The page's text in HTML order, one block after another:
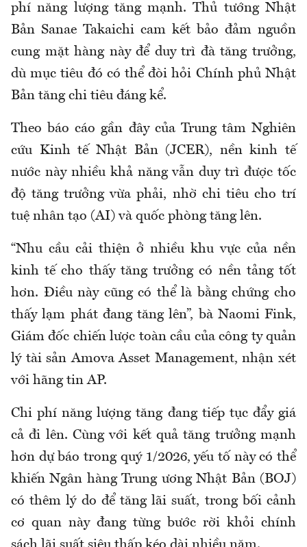
phí năng lượng tăng mạnh. Thủ tướng Nhật
Bản Sanae Takaichi cam kết bảo đảm nguồn
cung mặt hàng này để duy trì đà tăng trưởng,
dù mục tiêu đó có thể đòi hỏi Chính phủ Nhật
Bản tăng chi tiêu đáng kể.
Theo báo cáo gần đây của Trung tâm Nghiên
cứu Kinh tế Nhật Bản (JCER), nền kinh tế
nước này nhiều khả năng vẫn duy trì được tốc
độ tăng trưởng vừa phải, nhờ chi tiêu cho trí
tuệ nhân tạo (AI) và quốc phòng tăng lên.
“Nhu cầu cải thiện ở nhiều khu vực của nền
kinh tế cho thấy tăng trưởng có nền tảng tốt
hơn. Điều này cũng có thể là bằng chứng cho
thấy lạm phát đang tăng lên”, bà Naomi Fink,
Giám đốc chiến lược toàn cầu của công ty quản
lý tài sản Amova Asset Management, nhận xét
với hãng tin AP.
Chi phí năng lượng tăng đang tiếp tục đẩy giá
cả đi lên. Cùng với kết quả tăng trưởng mạnh
hơn dự báo trong quý 1/2026, yếu tố này có thể
khiến Ngân hàng Trung ương Nhật Bản (BOJ)
có thêm lý do để tăng lãi suất, trong bối cảnh
cơ quan này đang từng bước rời khỏi chính